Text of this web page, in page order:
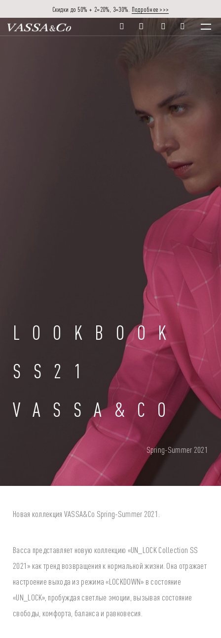
Скидки до 50% + 2=20%, 3=30%. Подробнее >>>
LOOKBOOK
SS21
VASSA&CO
Spring-Summer 2021
Новая коллекция VASSA&Co Spring-Summer 2021.
Васса представляет новую коллекцию «UN_LOCK Collection SS
2021» как тренд возвращения к нормальной жизни. Она отражает
настроение выхода из режима «LOCKDOWN» в состояние
«UN_LOCK», пробуждая светлые эмоции, вызывая состояние
свободы, комфорта, баланса и равновесия.